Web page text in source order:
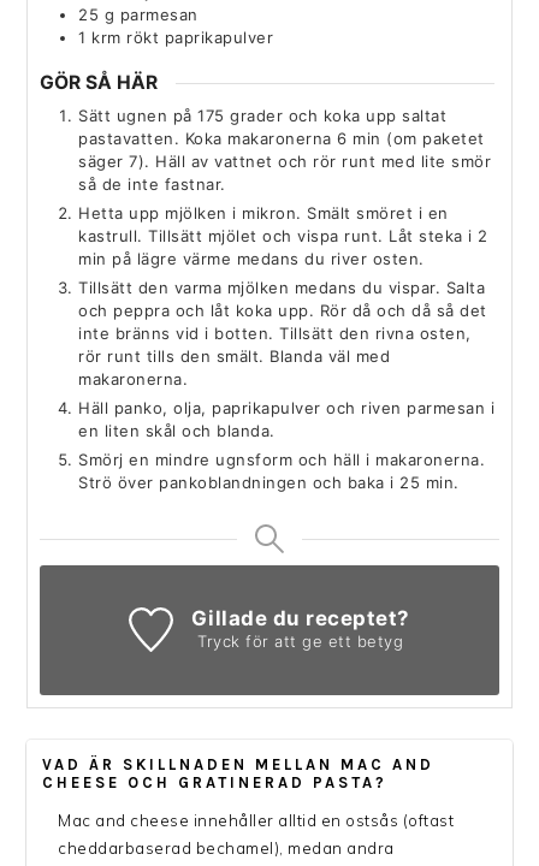
25 g parmesan
1 krm rökt paprikapulver
GÖR SÅ HÄR
Sätt ugnen på 175 grader och koka upp saltat
pastavatten. Koka makaronerna 6 min (om paketet
säger 7). Häll av vattnet och rör runt med lite smör
så de inte fastnar.
Hetta upp mjölken i mikron. Smält smöret i en
kastrull. Tillsätt mjölet och vispa runt. Låt steka i 2
min på lägre värme medans du river osten.
Tillsätt den varma mjölken medans du vispar. Salta
och peppra och låt koka upp. Rör då och då så det
inte bränns vid i botten. Tillsätt den rivna osten,
rör runt tills den smält. Blanda väl med
makaronerna.
Häll panko, olja, paprikapulver och riven parmesan i
en liten skål och blanda.
Smörj en mindre ugnsform och häll i makaronerna.
Strö över pankoblandningen och baka i 25 min.
Gillade du receptet?
Tryck för att ge ett betyg
VAD ÄR SKILLNADEN MELLAN MAC AND
CHEESE OCH GRATINERAD PASTA?
Mac and cheese innehåller alltid en ostsås (oftast
cheddarbaserad bechamel), medan andra